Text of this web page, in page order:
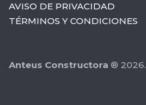
AVISO DE PRIVACIDAD
TÉRMINOS Y CONDICIONES
Anteus Constructora ® 2026.